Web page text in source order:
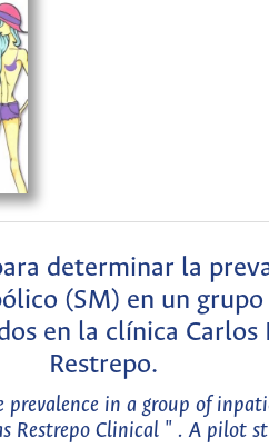
determinar la
(SM) en un
en la clínica Carlos
Restrepo.
prevalence in a group of
Restrepo Clinical " . A pilot